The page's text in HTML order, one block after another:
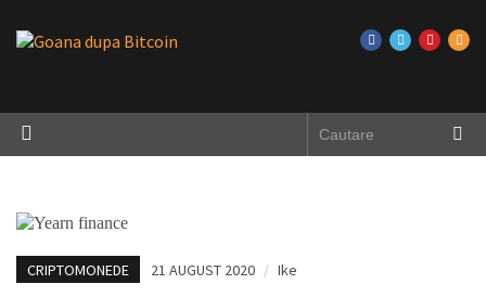
CRIPTOMONEDE 21 AUGUST 2020 / Ike